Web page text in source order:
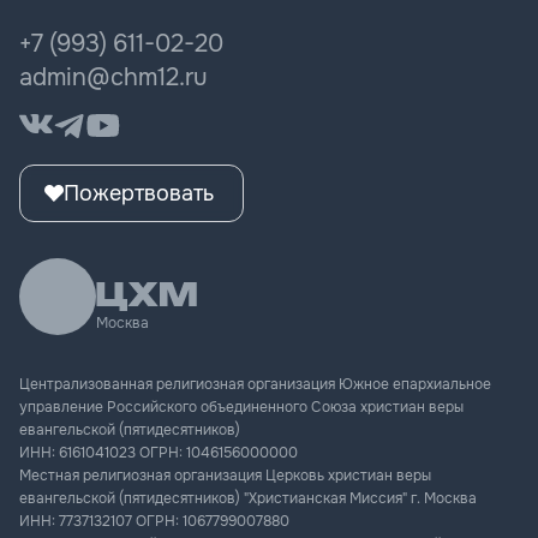
Культура поколения
Москва
+7 (993) 611-02-20
admin@chm12.ru
Пожертвовать
Централизованная религиозная организация Южное епархиальное
управление Российского объединенного Союза христиан веры
евангельской (пятидесятников)
ИНН: 6161041023ОГРН: 1046156000000
Местная религиозная организация Церковь христиан веры
евангельской (пятидесятников) "Христианская Миссия" г. Москва
ИНН: 7737132107ОГРН: 1067799007880